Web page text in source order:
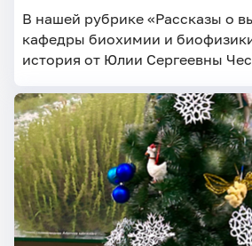
В нашей рубрике «Рассказы о
кафедры биохимии и
история от Юлии Сергеевны